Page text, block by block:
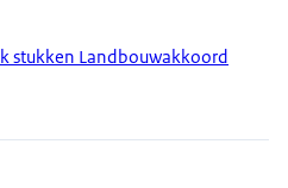
stukken Landbouwakkoord